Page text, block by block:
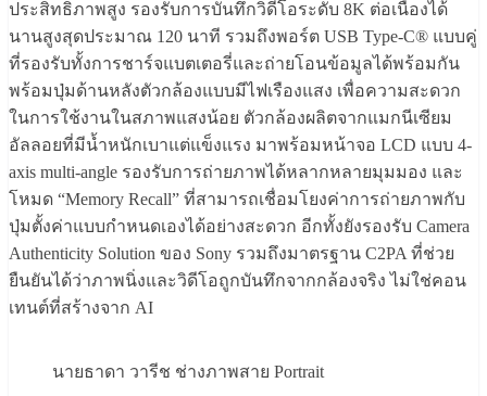
ประสิทธิภาพสูง รองรับการบันทึกวิดีโอระดับ 8K ต่อเนื่องได้
นานสูงสุดประมาณ 120 นาที รวมถึงพอร์ต USB Type-C® แบบคู่
ที่รองรับทั้งการชาร์จแบตเตอรี่และถ่ายโอนข้อมูลได้พร้อมกัน
พร้อมปุ่มด้านหลังตัวกล้องแบบมีไฟเรืองแสง เพื่อความสะดวก
ในการใช้งานในสภาพแสงน้อย ตัวกล้องผลิตจากแมกนีเซียม
อัลลอยที่มีน้ำหนักเบาแต่แข็งแรง มาพร้อมหน้าจอ LCD แบบ 4-
axis multi-angle รองรับการถ่ายภาพได้หลากหลายมุมมอง และ
โหมด “Memory Recall” ที่สามารถเชื่อมโยงค่าการถ่ายภาพกับ
ปุ่มตั้งค่าแบบกำหนดเองได้อย่างสะดวก อีกทั้งยังรองรับ Camera
Authenticity Solution ของ Sony รวมถึงมาตรฐาน C2PA ที่ช่วย
ยืนยันได้ว่าภาพนิ่งและวิดีโอถูกบันทึกจากกล้องจริง ไม่ใช่คอน
เทนต์ที่สร้างจาก AI
นายธาดา วารีช ช่างภาพสาย Portrait